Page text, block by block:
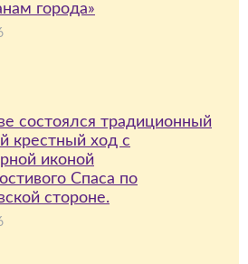
города»
состоялся традиционный
крестный ход с
иконой
Спаса по
стороне.